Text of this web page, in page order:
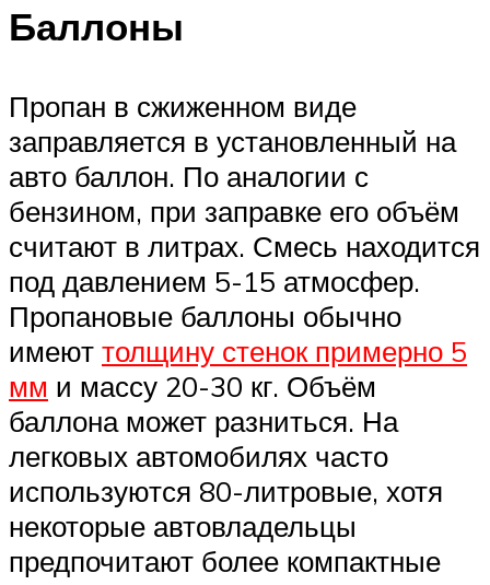
Баллоны
Пропан в сжиженном виде
заправляется в установленный на
авто баллон. По аналогии с
бензином, при заправке его объём
считают в литрах. Смесь находится
под давлением 5-15 атмосфер.
Пропановые баллоны обычно
имеют толщину стенок примерно 5
мм и массу 20-30 кг. Объём
баллона может разниться. На
легковых автомобилях часто
используются 80-литровые, хотя
некоторые автовладельцы
предпочитают более компактные